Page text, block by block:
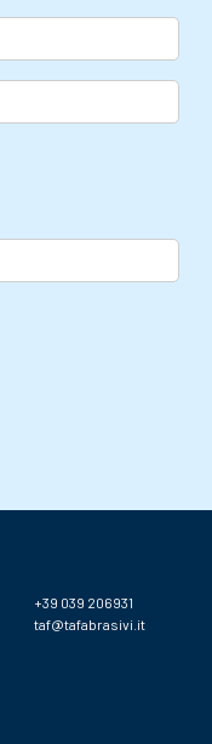
+39 039 206931
taf@tafabrasivi.it